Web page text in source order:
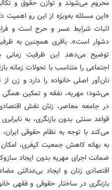
محروم می‌شوند و توازن حقوق و
«این مسئله به‌ویژه از این رو
اثبات شرایط عسر و حرج است و
دشوار است». باقری همچنین به
توضیح می‌دهد این ظرفیت زمانی
اجتماعی را متناسب با تحولات
نان‌آور اصلی خانواده را دارد و زن
می‌شود؛ مهریه، نفقه و تمکین همگی
در جامعه معاصر، زنان نقش
قواعد سنتی بدون بازنگری، به
می‌کند با توجه به نظام حقوقی
به بهانه کاهش جمعیت کیفری،
ضمانت اجرای مهریه بدون ایجاد
اقتصادی زنان و ایجاد بی‌عدالتی
بازنگری در ساختار حقوقی و فقهی